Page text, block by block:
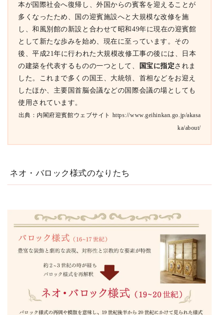
本が国際社会へ復帰し、外国からの賓客を迎えることが
多くなったため、国の迎賓施設へと大規模な改修を施
し、和風別館の新設と合わせて昭和49年に現在の迎賓館
として新たな歩みを始め、現在に至っています。 その
後、平成21年に行われた大規模改修工事の後には、日本
の建築を代表するものの一つとして、
国宝に指定されま
した。
これまで多くの国王、大統領、首相などをお迎え
したほか、主要国首脳会議などの国際会議の場としても
使用されています。
出典：内閣府迎賓館ウェブサイト https://www.geihinkan.go.jp/akasa
ka/about/
ネオ・バロック様式のなりたち